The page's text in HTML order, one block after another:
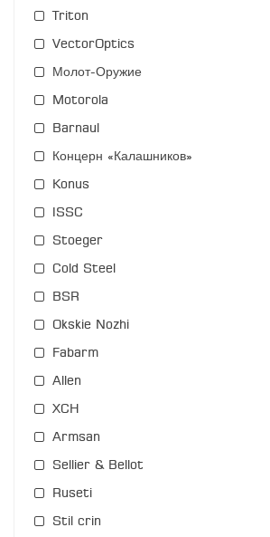
Triton
VectorOptics
Молот-Оружие
Motorola
Barnaul
Концерн «Калашников»
Konus
ISSC
Stoeger
Cold Steel
BSR
Okskie Nozhi
Fabarm
Allen
XCH
Armsan
Sellier & Bellot
Ruseti
Stil crin